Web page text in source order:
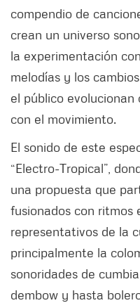
compendio de
crean un universo
la experimentación
melodías y los
el público
con el movimiento.
El sonido de este
“Electro-Tropical”,
una propuesta que
fusionados con ritmos
representativos de la
principalmente la
sonoridades de
dembow y hasta